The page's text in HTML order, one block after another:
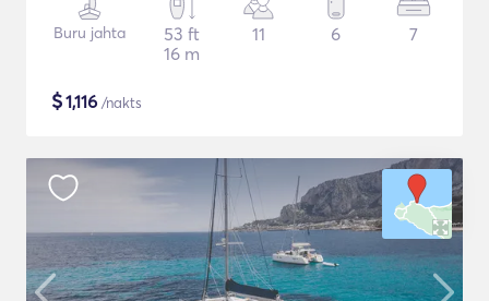
Buru jahta
53 ft
16 m
11 6 7
$1,116 /nakts